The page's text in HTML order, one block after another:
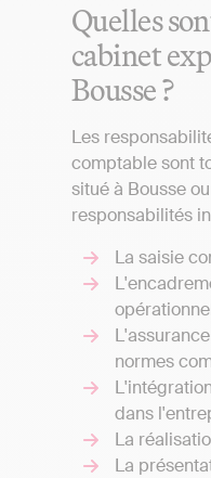
Quelles
cabinet
Bousse ?
Les
comptable sont
situé à Bousse
responsabilités
La saisie
normes
dans
La
La